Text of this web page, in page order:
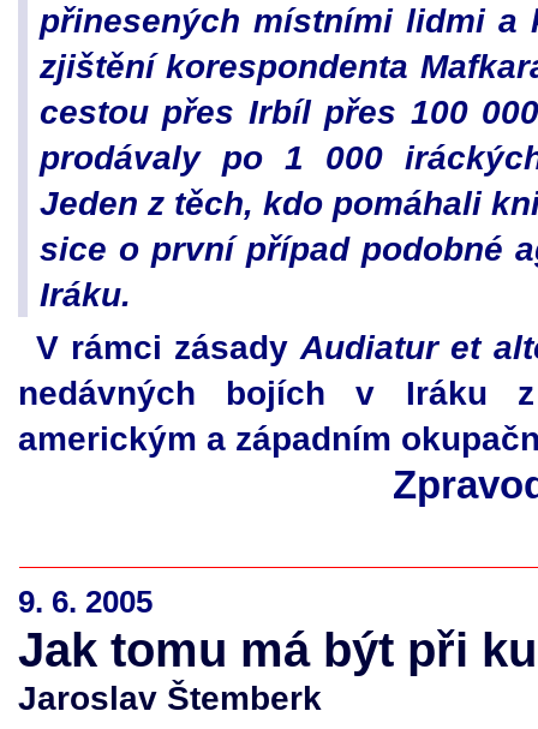
přinesených místními lidmi a
zjištění korespondenta
cestou přes Irbíl přes 100
prodávaly po 1 000
Jeden z těch, kdo pomáhali
sice o první případ podobné
Iráku.
V rámci zásadyAudiatur et
nedávných bojích v Iráku
americkým a západním
9. 6. 2005
Jak tomu má být při
Jaroslav Štemberk